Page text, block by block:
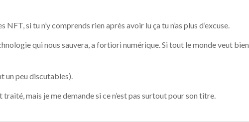
si tu n’y comprends rien après avoir lu ça tu n’as plus d’excuse.
qui nous sauvera, a fortiori numérique. Si tout le monde veut bien
un peu discutables).
mais je me demande si ce n’est pas surtout pour son titre.